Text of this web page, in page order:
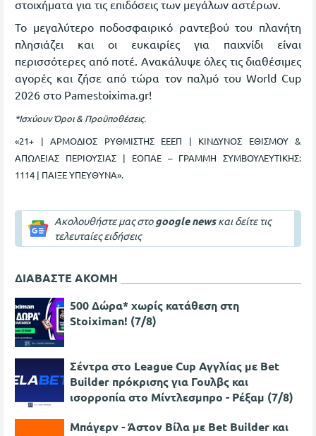
στοιχήματα για τις επιδόσεις των μεγάλων αστέρων.
Το μεγαλύτερο ποδοσφαιρικό ραντεβού του πλανήτη
πλησιάζει και οι ευκαιρίες για παιχνίδι είναι
περισσότερες από ποτέ. Ανακάλυψε όλες τις διαθέσιμες
αγορές και ζήσε από τώρα τον παλμό του World Cup
2026 στο Pamestoixima.gr!
*Ισχύουν Όροι & Προϋποθέσεις.
«21+ | ΑΡΜΟΔΙΟΣ ΡΥΘΜΙΣΤΗΣ ΕΕΕΠ | ΚΙΝΔΥΝΟΣ ΕΘΙΣΜΟΥ &
ΑΠΩΛΕΙΑΣ ΠΕΡΙΟΥΣΙΑΣ | ΕΟΠΑΕ – ΓΡΑΜΜΗ ΣΥΜΒΟΥΛΕΥΤΙΚΗΣ:
1114 | ΠΑΙΞΕ ΥΠΕΥΘΥΝΑ».
Ακολουθήστε μας στοgoogle newsκαι δείτε τις
τελευταίες ειδήσεις
ΔΙΑΒΑΣΤΕ ΑΚΟΜΗ
500 Δώρα* χωρίς κατάθεση στη
Stoiximan! (7/8)
Σέντρα στο League Cup Αγγλίας με Bet
Builder πρόκρισης για Γουλβς και
ισορροπία στο Μίντλεσμπρο - Ρέξαμ (7/8)
Μπάγερν - Άστον Βίλα με Bet Builder και